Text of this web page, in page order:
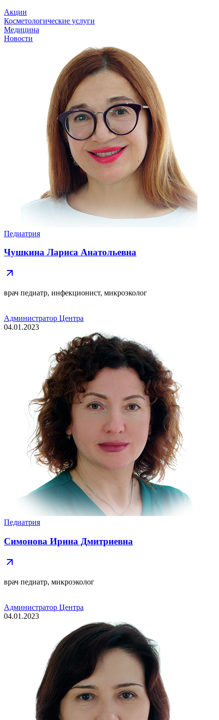
Акции
Косметологические услуги
Медицина
Новости
Педиатрия
Чушкина Лариса Анатольевна
врач педиатр, инфекционист, микроэколог
Администратор Центра
04.01.2023
Педиатрия
Симонова Ирина Дмитриевна
врач педиатр, микроэколог
Администратор Центра
04.01.2023